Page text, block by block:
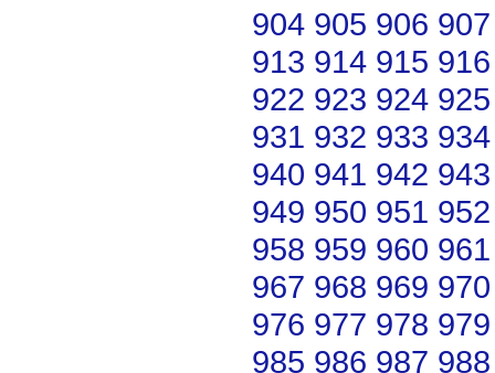
904 905 906 907
913 914 915 916
922 923 924 925
931 932 933 934
940 941 942 943
949 950 951 952
958 959 960 961
967 968 969 970
976 977 978 979
985 986 987 988